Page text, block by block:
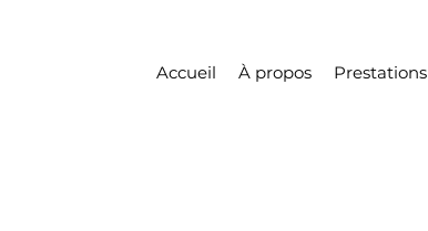
Accueil À propos Prestations